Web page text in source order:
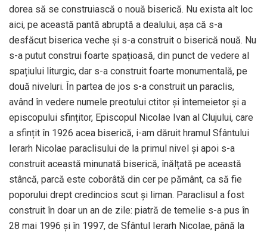
dorea să se construiască o nouă biserică. Nu exista alt loc
aici, pe această pantă abruptă a dealului, așa că s-a
desfăcut biserica veche și s-a construit o biserică nouă. Nu
s-a putut construi foarte spațioasă, din punct de vedere al
spațiului liturgic, dar s-a construit foarte monumentală, pe
două niveluri. În partea de jos s-a construit un paraclis,
având în vedere numele preotului ctitor și întemeietor și a
episcopului sfințitor, Episcopul Nicolae Ivan al Clujului, care
a sfințit în 1926 acea biserică, i-am dăruit hramul Sfântului
Ierarh Nicolae paraclisului de la primul nivel și apoi s-a
construit această minunată biserică, înălțată pe această
stâncă, parcă este coborâtă din cer pe pământ, ca să fie
poporului drept credincios scut și liman. Paraclisul a fost
construit în doar un an de zile: piatră de temelie s-a pus în
28 mai 1996 și în 1997, de Sfântul Ierarh Nicolae, până la